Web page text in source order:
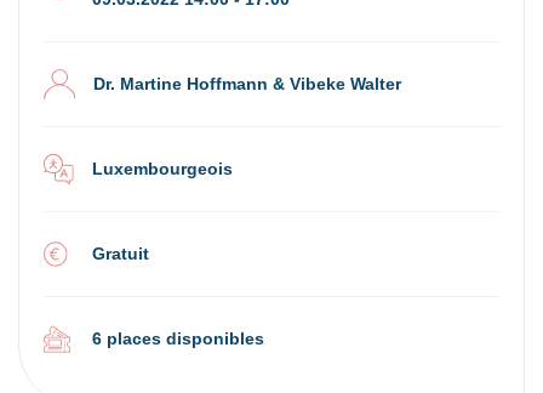
Dr. Martine Hoffmann & Vibeke Walter
Luxembourgeois
Gratuit
6 places disponibles